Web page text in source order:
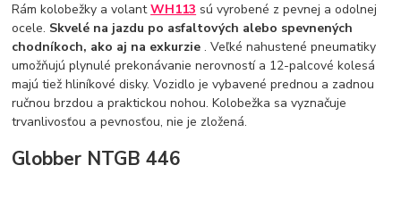
Rám kolobežky a volantWH113 sú vyrobené z pevnej a odolnej
ocele. Skvelé na jazdu po asfaltových alebo spevnených
chodníkoch, ako aj na exkurzie. Veľké nahustené pneumatiky
umožňujú plynulé prekonávanie nerovností a 12-palcové kolesá
majú tiež hliníkové disky. Vozidlo je vybavené prednou a zadnou
ručnou brzdou a praktickou nohou. Kolobežka sa vyznačuje
trvanlivosťou a pevnosťou, nie je zložená.
Globber NTGB 446